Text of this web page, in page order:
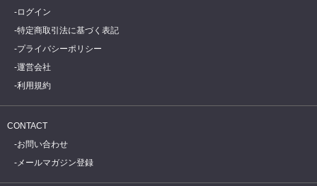
ログイン
特定商取引法に基づく表記
プライバシーポリシー
運営会社
利用規約
CONTACT
お問い合わせ
メールマガジン登録